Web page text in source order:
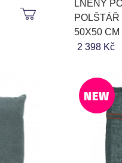
LNĚNÝ
50X50
2 398 Kč
NEW